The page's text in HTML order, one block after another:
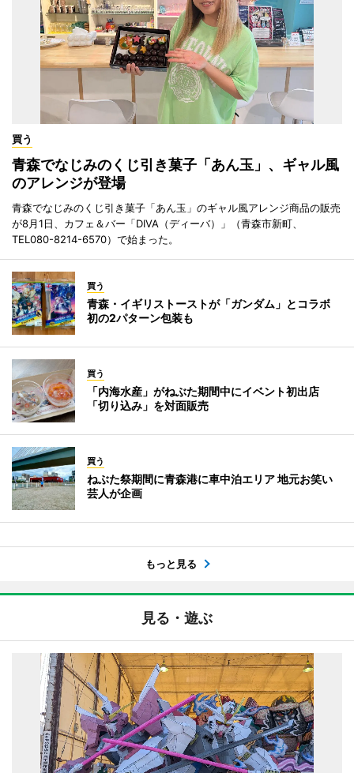
買う
青森でなじみのくじ引き菓子「あん玉」、ギャル風
のアレンジが登場
青森でなじみのくじ引き菓子「あん玉」のギャル風アレンジ商品の販売
が8月1日、カフェ＆バー「DIVA（ディーバ）」（青森市新町、
TEL080-8214-6570）で始まった。
買う
青森・イギリストーストが「ガンダム」とコラボ
初の2パターン包装も
買う
「内海水産」がねぶた期間中にイベント初出店
「切り込み」を対面販売
買う
ねぶた祭期間に青森港に車中泊エリア 地元お笑い
芸人が企画
もっと見る
見る・遊ぶ